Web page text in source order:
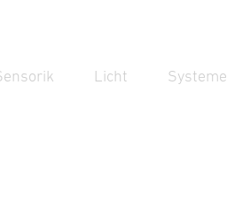
Licht Systeme